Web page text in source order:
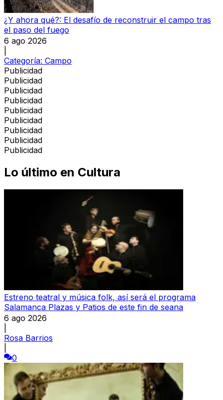
¿Y ahora qué?: El desafío de reconstruir el campo tras
el paso del fuego
6 ago 2026
Categoría: Campo
Publicidad
Publicidad
Publicidad
Publicidad
Publicidad
Publicidad
Publicidad
Publicidad
Publicidad
Lo último en Cultura
Estreno teatral y música folk, así será el programa
Salamanca Plazas y Patios de este fin de seana
6 ago 2026
Rosa Barrios
0